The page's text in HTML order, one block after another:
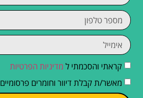
קראתי והסכמתי ל מדיניות הפרטיות
מאשר/ת קבלת דיוור וחומרים פרסומיים